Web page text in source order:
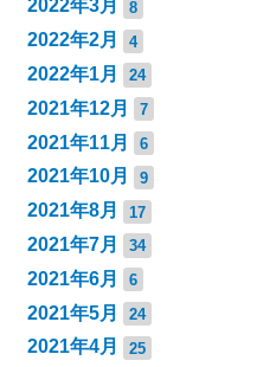
2022年3月 8
2022年2月 4
2022年1月 24
2021年12月 7
2021年11月 6
2021年10月 9
2021年8月 17
2021年7月 34
2021年6月 6
2021年5月 24
2021年4月 25